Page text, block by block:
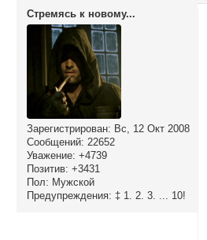
Стремясь к новому...
Зарегистрирован: Вс, 12 Окт 2008
Сообщений: 22652
Уважение: +4739
Позитив: +3431
Пол: Мужской
Предупреждения: ‡ 1. 2. 3. ... 10!